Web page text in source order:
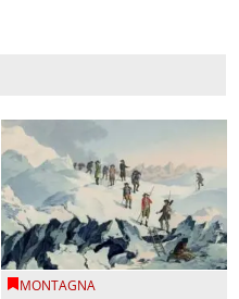
MONTAGNA